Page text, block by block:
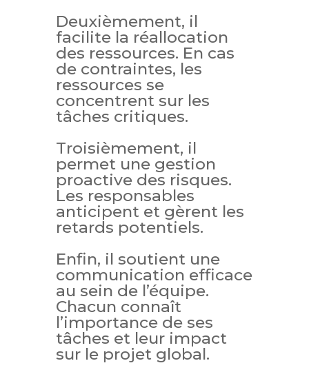
Deuxièmement, il
facilite la réallocation
des ressources. En cas
de contraintes, les
ressources se
concentrent sur les
tâches critiques.
Troisièmement, il
permet une gestion
proactive des risques.
Les responsables
anticipent et gèrent les
retards potentiels.
Enfin, il soutient une
communication efficace
au sein de l’équipe.
Chacun connaît
l’importance de ses
tâches et leur impact
sur le projet global.